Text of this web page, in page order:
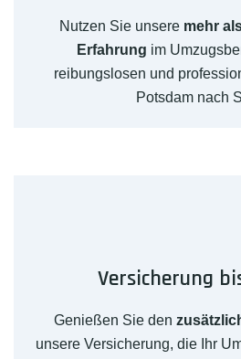
Nutzen Sie unsere mehr
Erfahrung im
reibungslosen und
Potsdam nach
Versicherung
Genießen Sie den
unsere Versicherung, die Ihr